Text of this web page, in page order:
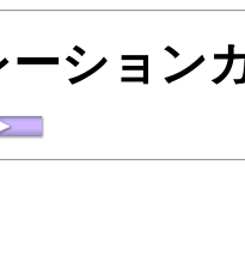
ション